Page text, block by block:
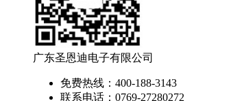
广东圣恩迪电子有限公司
免费热线：400-188-3143
联系电话：0769-27280272